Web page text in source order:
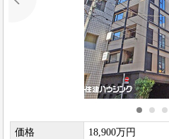
価格
18,900万円